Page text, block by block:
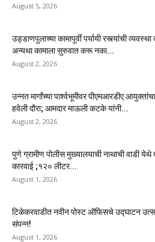
August 5, 2026
उड्डाणपुलाच्या कामापूर्वी पर्यायी रस्त्यांची व्यवस्था
अन्यथा कामाला सुरुवात करू नका...
August 2, 2026
उन्नत मार्गांच्या पार्श्वभूमीवर पीएमआरडीए
हवेली दौरा; आमदार माऊली कटके यांनी...
August 2, 2026
पुणे ग्रामीण पोलीस मुख्यालयाची नाथाची वाडी
कारवाई ;१२० लीटर...
August 1, 2026
टिळेकरवाडीत नवीन पोस्ट ऑफिसचे उद्घाटन
संपन्न!
August 1, 2026